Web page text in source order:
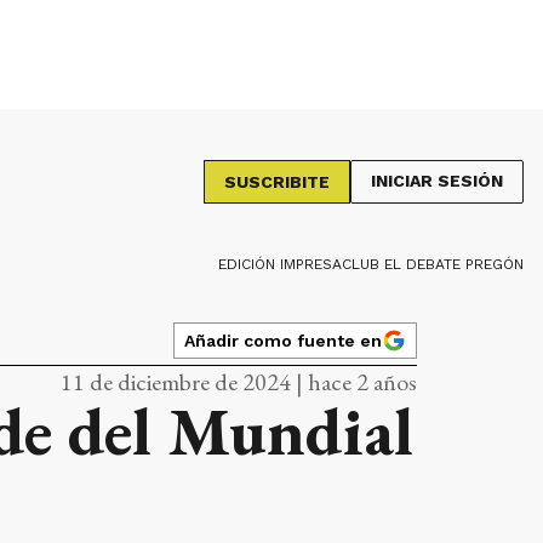
SUSCRIBITE INICIAR SESIÓN
EDICIÓN IMPRESACLUB EL DEBATE PREGÓN
Añadir como fuente en
11 de diciembre de 2024 | hace 2 años
del Mundial